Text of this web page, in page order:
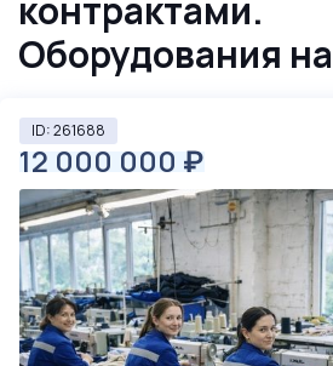
контрактами.
Оборудования
ID: 261688
12 000 000 ₽